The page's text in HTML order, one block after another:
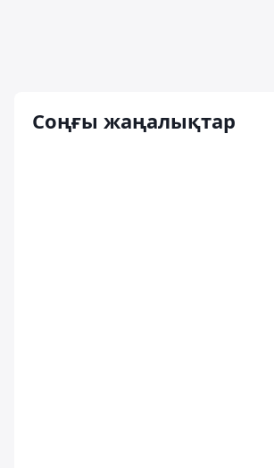
Соңғы жаңалықтар